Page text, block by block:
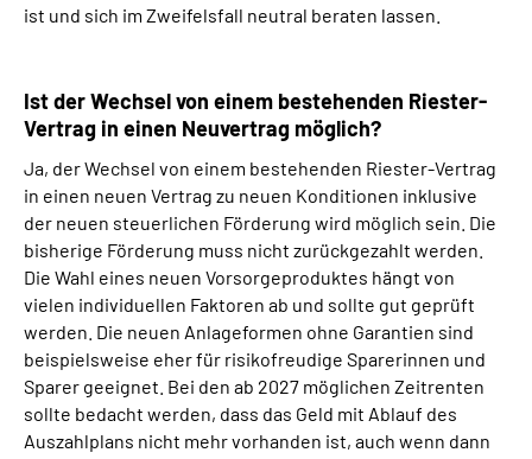
ist und sich im Zweifelsfall neutral beraten lassen.
Ist der Wechsel von einem bestehenden Riester-
Vertrag in einen Neuvertrag möglich?
Ja, der Wechsel von einem bestehenden Riester-Vertrag
in einen neuen Vertrag zu neuen Konditionen inklusive
der neuen steuerlichen Förderung wird möglich sein. Die
bisherige Förderung muss nicht zurückgezahlt werden.
Die Wahl eines neuen Vorsorgeproduktes hängt von
vielen individuellen Faktoren ab und sollte gut geprüft
werden. Die neuen Anlageformen ohne Garantien sind
beispielsweise eher für risikofreudige Sparerinnen und
Sparer geeignet. Bei den ab 2027 möglichen Zeitrenten
sollte bedacht werden, dass das Geld mit Ablauf des
Auszahlplans nicht mehr vorhanden ist, auch wenn dann